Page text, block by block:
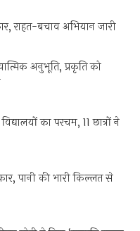
राहत-बचाव अभियान जारी
अनुभूति, प्रकृति को
का परचम, 11 छात्रों ने
पानी की भारी किल्लत से